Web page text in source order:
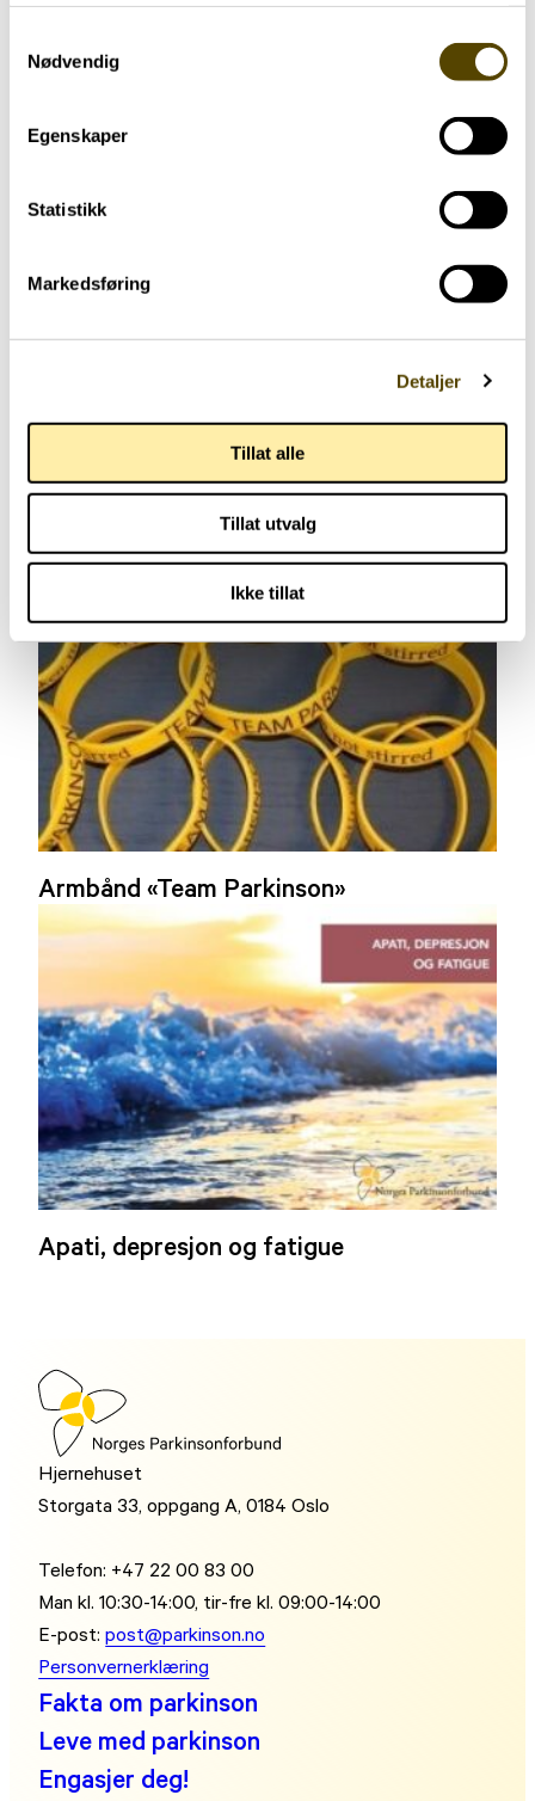
Nødvendig
Egenskaper
Statistikk
Markedsføring
Detaljer
Tillat alle
Tillat utvalg
Ikke tillat
Armbånd «Team Parkinson»
Apati, depresjon og fatigue
Hjernehuset
Storgata 33, oppgang A, 0184 Oslo
Telefon: +47 22 00 83 00
Man kl. 10:30-14:00, tir-fre kl. 09:00-14:00
E-post:post@parkinson.no
Personvernerklæring
Fakta om parkinson
Leve med parkinson
Engasjer deg!